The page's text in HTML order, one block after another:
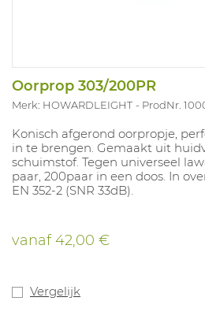
Oorprop 303/200PR
Merk: HOWARDLEIGHT ProdNr.
Konisch afgerond oorpropje,
in te brengen. Gemaakt uit
schuimstof. Tegen universeel
paar, 200paar in een doos. In
EN 352-2 (SNR 33dB).
vanaf42,00 €
Vergelijk